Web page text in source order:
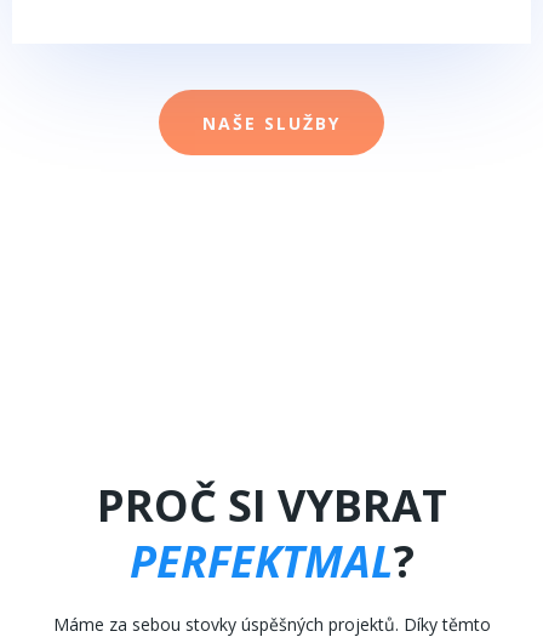
NAŠE SLUŽBY
PROČ SI VYBRAT
PERFEKTMAL?
Máme za sebou stovky úspěšných projektů. Díky těmto